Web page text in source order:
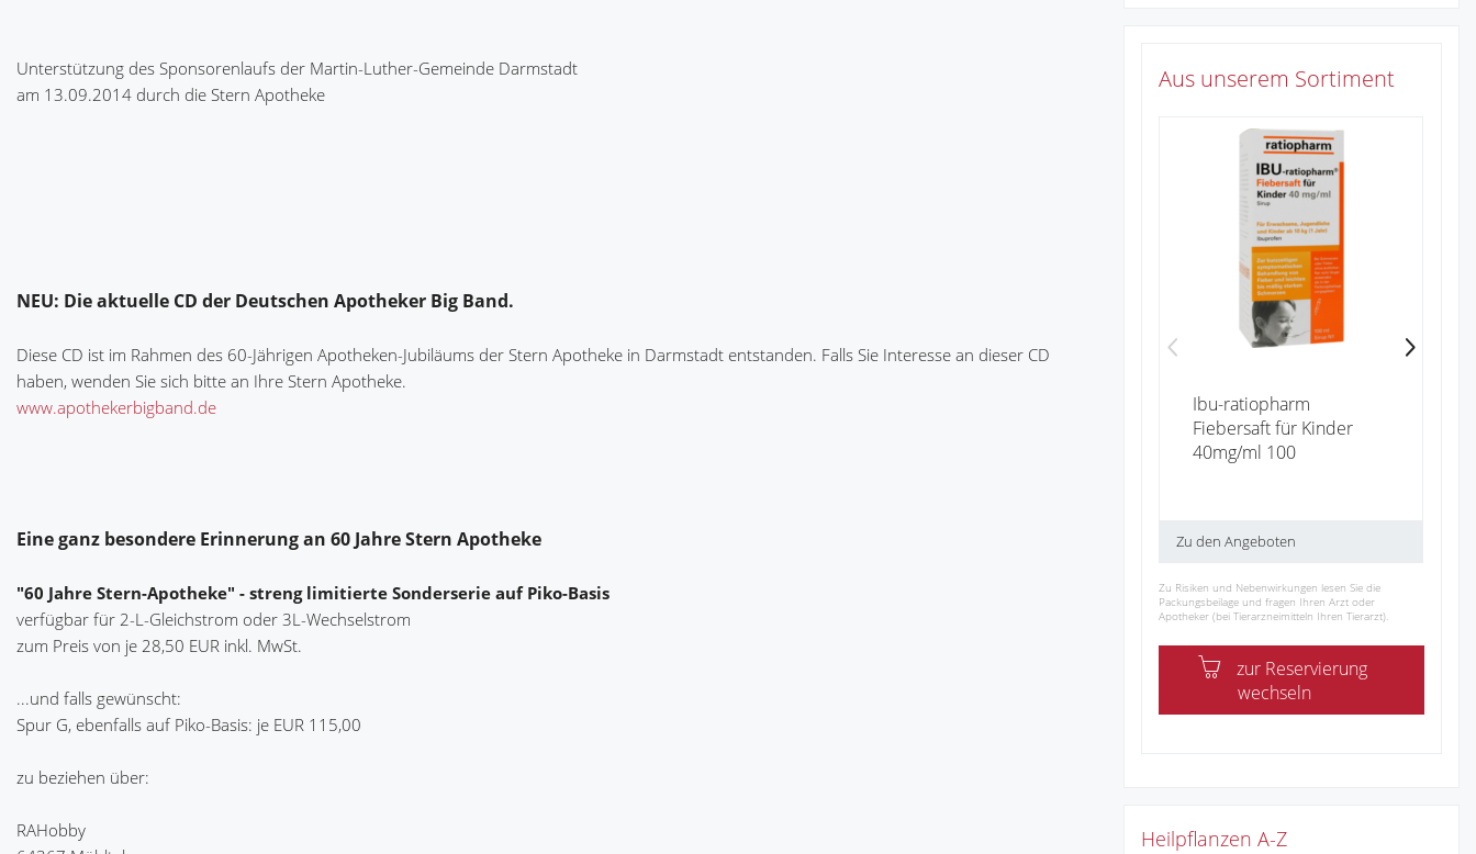
Unterstützung des Sponsorenlaufs der Martin-Luther-Gemeinde Darmstadt
am 13.09.2014 durch die Stern Apotheke
NEU: Die aktuelle CD der Deutschen Apotheker Big Band.
Diese CD ist im Rahmen des 60-Jährigen Apotheken-Jubiläums der Stern Apotheke in Darmstadt entstanden. Falls Sie Interesse an dieser CD
haben, wenden Sie sich bitte an Ihre Stern Apotheke.
www.apothekerbigband.de
Eine ganz besondere Erinnerung an 60 Jahre Stern Apotheke
"60 Jahre Stern-Apotheke" - streng limitierte Sonderserie auf Piko-Basis
verfügbar für 2-L-Gleichstrom oder 3L-Wechselstrom
zum Preis von je 28,50 EUR inkl. MwSt.
...und falls gewünscht:
Spur G, ebenfalls auf Piko-Basis: je EUR 115,00
zu beziehen über:
RAHobby
Aus unserem Sortiment
Ibu-ratiopharm
Fiebersaft für Kinder
40mg/ml 100
Zu den Angeboten
Zu Risiken und Nebenwirkungen lesen Sie die
Packungsbeilage und fragen Ihren Arzt oder
Apotheker (bei Tierarzneimitteln Ihren Tierarzt).
zur Reservierung
wechseln
Heilpflanzen A-Z